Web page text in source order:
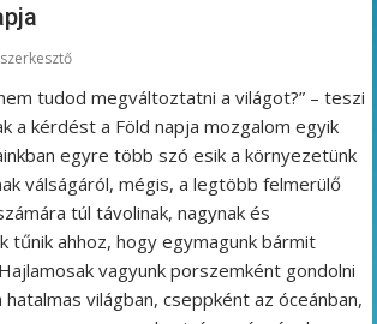
tudod megváltoztatni a világot?” – teszi
a kérdést a Föld napja mozgalom egyik
egyre több szó esik a környezetünk
válságáról, mégis, a legtöbb felmerülő
túl távolinak, nagynak és
tűnik ahhoz, hogy egymagunk bármit
vagyunk porszemként gondolni
világban, cseppként az óceánban,